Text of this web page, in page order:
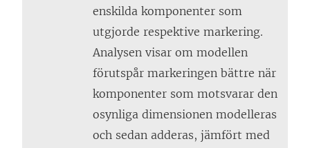
enskilda komponenter som
utgjorde respektive markering.
Analysen visar om modellen
förutspår markeringen bättre när
komponenter som motsvarar den
osynliga dimensionen modelleras
och sedan adderas, jämfört med